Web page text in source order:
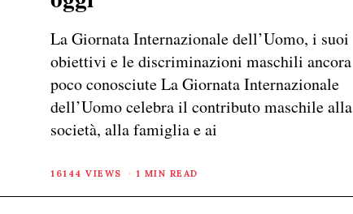
La Giornata Internazionale dell’Uomo, i suoi
obiettivi e le discriminazioni maschili ancora
poco conosciute La Giornata Internazionale
dell’Uomo celebra il contributo maschile alla
società, alla famiglia e ai
16144 VIEWS 1 MIN READ